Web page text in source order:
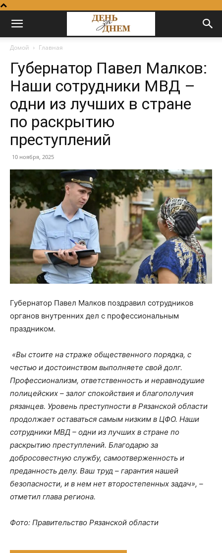
Домой Главная
Губернатор Павел Малков:
Наши сотрудники МВД –
одни из лучших в стране
по раскрытию
преступлений
10 ноября, 2025
Губернатор Павел Малков поздравил сотрудников
органов внутренних дел с профессиональным
праздником.
«Вы стоите на страже общественного порядка, с
честью и достоинством выполняете свой долг.
Профессионализм, ответственность и неравнодушие
полицейских – залог спокойствия и благополучия
рязанцев. Уровень преступности в Рязанской области
продолжает оставаться самым низким в ЦФО. Наши
сотрудники МВД – одни из лучших в стране по
раскрытию преступлений. Благодарю за
добросовестную службу, самоотверженность и
преданность делу. Ваш труд – гарантия нашей
безопасности, и в нем нет второстепенных задач», –
отметил глава региона.
Фото: Правительство Рязанской области